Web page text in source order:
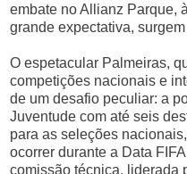
embate no Allianz Parque,
grande expectativa,
O espetacular Palmeiras,
competições nacionais e
de um desafio peculiar: a
Juventude com até seis
para as seleções
ocorrer durante a Data
comissão técnica, liderada